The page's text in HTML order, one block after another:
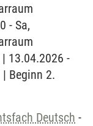
- Sa,
13.04.2026 -
Beginn 2.
Deutsch -